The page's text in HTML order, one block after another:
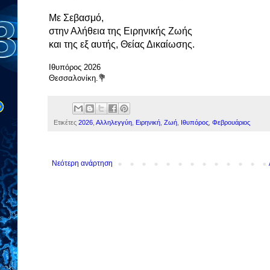
Με Σεβασμό,
στην Αλήθεια της Ειρηνικής Ζωής
και της εξ αυτής, Θείας Δικαίωσης.
Ιθυπόρος 2026
Θεσσαλονίκη.💐
Ετικέτες 2026, Αλληλεγγύη, Ειρηνική, Ζωή, Ιθυπόρος, Φεβρουάριος
Νεότερη ανάρτηση